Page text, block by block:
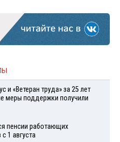
и «Ветеран труда» за 25 лет
меры поддержки получили
пенсии работающих
1 августа